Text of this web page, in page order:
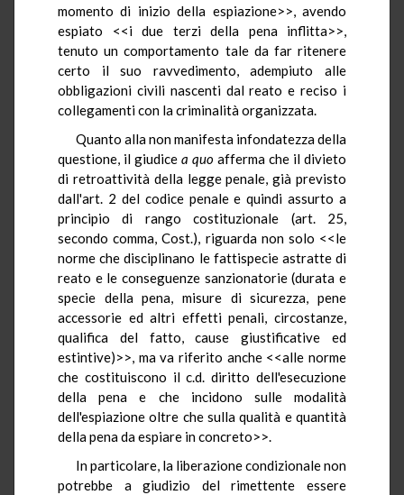
momento di inizio della espiazione>>, avendo
espiato <<i due terzi della pena inflitta>>,
tenuto un comportamento tale da far ritenere
certo il suo ravvedimento, adempiuto alle
obbligazioni civili nascenti dal reato e reciso i
collegamenti con la criminalità organizzata.
Quanto alla non manifesta infondatezza della
questione, il giudice a quo afferma che il divieto
di retroattività della legge penale, già previsto
dall'art. 2 del codice penale e quindi assurto a
principio di rango costituzionale (art. 25,
secondo comma, Cost.), riguarda non solo <<le
norme che disciplinano le fattispecie astratte di
reato e le conseguenze sanzionatorie (durata e
specie della pena, misure di sicurezza, pene
accessorie ed altri effetti penali, circostanze,
qualifica del fatto, cause giustificative ed
estintive)>>, ma va riferito anche <<alle norme
che costituiscono il c.d. diritto dell'esecuzione
della pena e che incidono sulle modalità
dell'espiazione oltre che sulla qualità e quantità
della pena da espiare in concreto>>.
In particolare, la liberazione condizionale non
potrebbe a giudizio del rimettente essere